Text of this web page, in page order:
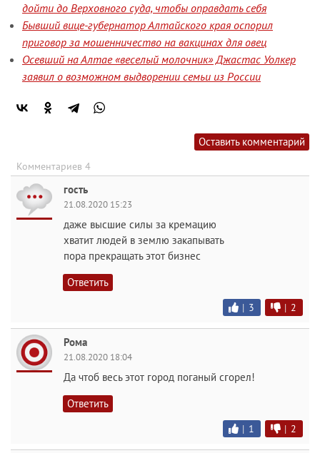
дойти до Верховного суда, чтобы оправдать себя
Бывший вице-губернатор Алтайского края оспорил
приговор за мошенничество на вакцинах для овец
Осевший на Алтае «веселый молочник» Джастас Уолкер
заявил о возможном выдворении семьи из России
Оставить комментарий
Комментариев 4
гость
21.08.2020 15:23
даже высшие силы за кремацию
хватит людей в землю закапывать
пора прекращать этот бизнес
Ответить
| 3 | 2
Рома
21.08.2020 18:04
Да чтоб весь этот город поганый сгорел!
Ответить
| 1 | 2